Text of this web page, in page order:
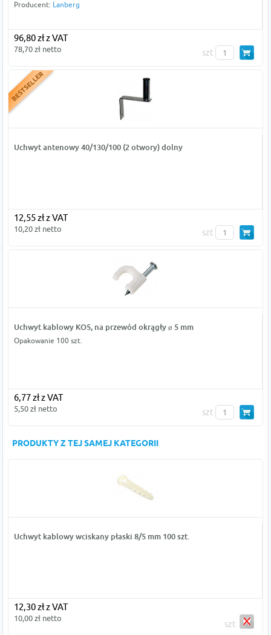
Producent: Lanberg
96,80 zł z VAT
78,70 zł netto szt
Uchwyt antenowy 40/130/100 (2 otwory) dolny
12,55 zł z VAT
10,20 zł netto szt
Uchwyt kablowy KO5, na przewód okrągły ø 5 mm
Opakowanie 100 szt.
6,77 zł z VAT
5,50 zł netto szt
PRODUKTY Z TEJ SAMEJ KATEGORII
Uchwyt kablowy wciskany płaski 8/5 mm 100 szt.
12,30 zł z VAT
10,00 zł netto
szt